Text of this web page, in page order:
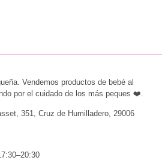
Vendemos productos de bebé al
por el cuidado de los más peques ❤️.
351, Cruz de Humilladero, 29006